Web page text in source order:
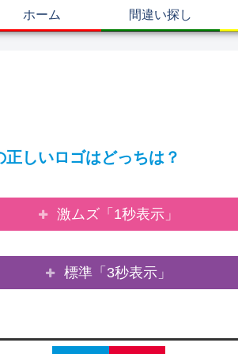
ホーム 間違い探し
正しいロゴはどっちは？
激ムズ「1秒表示」
標準「3秒表示」